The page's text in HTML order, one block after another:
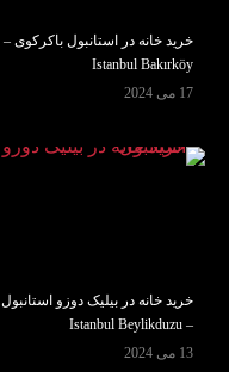
خرید خانه در استانبول باکرکوی –
Istanbul Bakırköy
17 می 2024
خرید خانه در بیلیک دوزو استانبول
– Istanbul Beylikduzu
13 می 2024